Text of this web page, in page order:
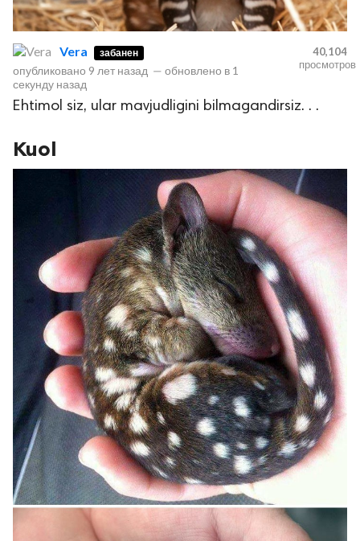
защищены.
Vera забанен
опубликовано 9 лет назад — обновлено в 1
секунду назад
40,104
просмотров
Ehtimol siz, ular mavjudligini bilmagandirsiz. . .
Kuol